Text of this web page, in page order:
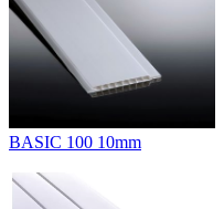
BASIC 100 10mm